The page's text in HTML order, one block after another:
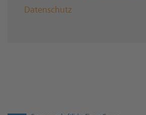
Datenschutz